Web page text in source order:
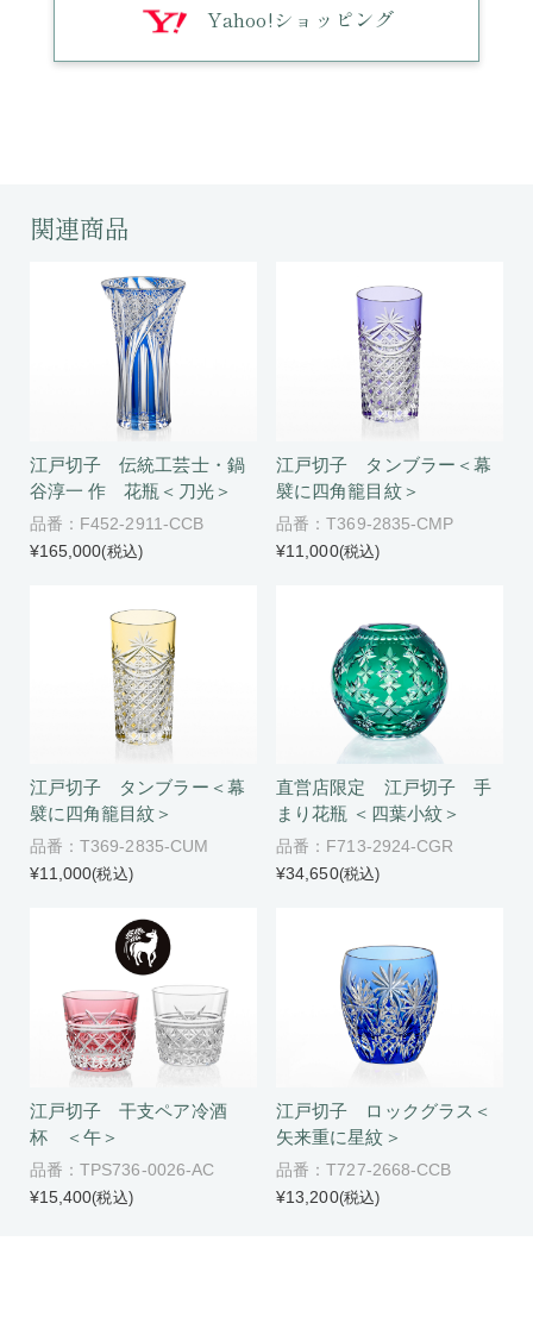
Yahoo!ショッピング
関連商品
江戸切子 伝統工芸士・鍋
谷淳一 作 花瓶＜刀光＞
品番：F452-2911-CCB
¥165,000(税込)
江戸切子 タンブラー＜幕
襞に四角籠目紋＞
品番：T369-2835-CMP
¥11,000(税込)
江戸切子 タンブラー＜幕
襞に四角籠目紋＞
品番：T369-2835-CUM
¥11,000(税込)
直営店限定 江戸切子 手
まり花瓶 ＜四葉小紋＞
品番：F713-2924-CGR
¥34,650(税込)
江戸切子 干支ペア冷酒
杯 ＜午＞
品番：TPS736-0026-AC
¥15,400(税込)
江戸切子 ロックグラス＜
矢来重に星紋＞
品番：T727-2668-CCB
¥13,200(税込)